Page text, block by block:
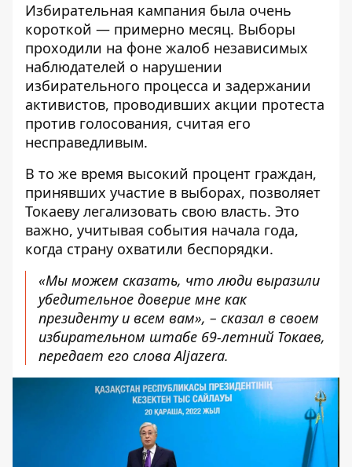
Избирательная кампания была очень
короткой — примерно месяц. Выборы
проходили на фоне жалоб независимых
наблюдателей о нарушении
избирательного процесса и задержании
активистов, проводивших акции протеста
против голосования, считая его
несправедливым.
В то же время высокий процент граждан,
принявших участие в выборах, позволяет
Токаеву легализовать свою власть. Это
важно, учитывая события начала года,
когда страну охватили беспорядки.
«Мы можем сказать, что люди выразили
убедительное доверие мне как
президенту и всем вам», – сказал в своем
избирательном штабе 69-летний Токаев,
передает его слова Aljazera.